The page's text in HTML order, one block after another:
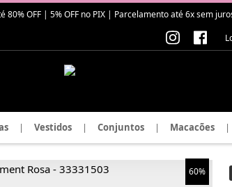
80% OFF | 5% OFF no PIX | Parcelamento até 6x sem
| Vestidos | Conjuntos | Macacões |
60%